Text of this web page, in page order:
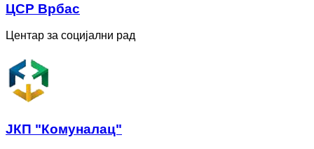
ЦСР Врбас
Центар за социјални рад
ЈКП "Комуналац"